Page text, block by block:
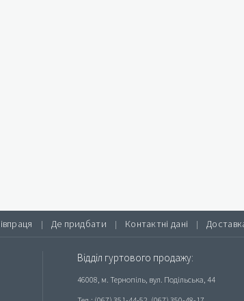
| Де придбати | Контактні дані |
Відділ гуртового продажу:
46008, м. Тернопіль, вул. Подільська, 44